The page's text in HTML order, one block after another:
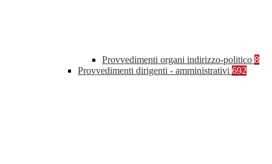
Provvedimenti organi indirizzo-politico 8
Provvedimenti dirigenti - amministrativi 692